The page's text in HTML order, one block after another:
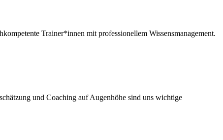
Trainer*innen mit professionellem Wissensmanagement.
und Coaching auf Augenhöhe sind uns wichtige